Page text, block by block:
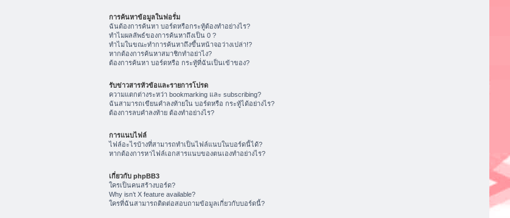
การค้นหาข้อมูลในฟอรั่ม
ฉันต้องการค้นหา บอร์ดหรือกระทู้ต้องทำอย่างไร?
ทำไมผลลัพธ์ของการค้นหาถึงเป็น 0 ?
ทำไมในขณะทำการค้นหาถึงขึ้นหน้าจอว่างเปล่า!?
หากต้องการค้นหาสมาชิกทำอย่าไง?
ต้องการค้นหา บอร์ดหรือ กระทู้ที่ฉันเป็นเข้าของ?
รับข่าวสารหัวข้อและรายการโปรด
ความแตกต่างระหว่า bookmarking และ subscribing?
ฉันสามารถเขียนคำลงท้ายใน บอร์ดหรือ กระทู้ได้อย่างไร?
ต้องการลบคำลงท้าย ต้องทำอย่างไร?
การแนบไฟล์
ไฟล์อะไรบ้างที่สามารถทำเป็นไฟล์แนบในบอร์ดนี้ได้?
หากต้องการหาไฟล์เอกสารแนบของตนเองทำอย่างไร?
เกี่ยวกับ phpBB3
ใครเป็นคนสร้างบอร์ด?
Why isn’t X feature available?
ใครที่ฉันสามารถติดต่อสอบถามข้อมูลเกี่ยวกับบอร์ดนี้?